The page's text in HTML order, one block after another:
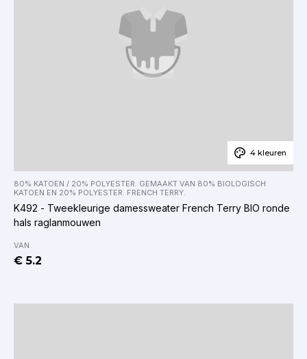
4 kleuren
80% KATOEN / 20% POLYESTER. GEMAAKT VAN 80% BIOLOGISCH
KATOEN EN 20% POLYESTER. FRENCH TERRY.
K492 - Tweekleurige damessweater French Terry BIO ronde
hals raglanmouwen
VAN
€ 5.2